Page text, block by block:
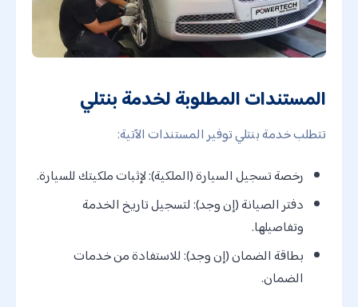
المستندات المطلوبة لخدمة بنتلي
تتطلب خدمة بنتلي توفير المستندات الآتية:
رخصة تسجيل السيارة (الملكية): لإثبات ملكيتك للسيارة.
دفتر الصيانة (إن وجد): لتسجيل تاريخ الخدمة
وتفاصيلها.
بطاقة الضمان (إن وجد): للاستفادة من خدمات
الضمان.